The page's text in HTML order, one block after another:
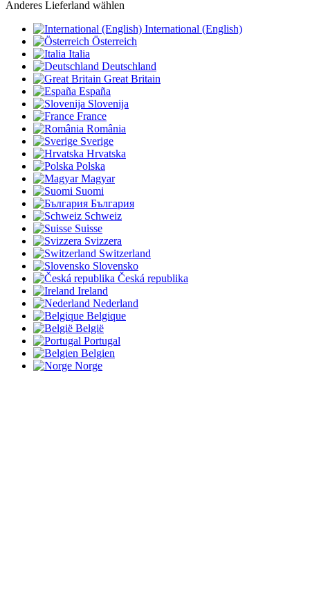
Anderes Lieferland wählen
International (English)
Österreich
Italia
Deutschland
Great Britain
España
Slovenija
France
România
Sverige
Hrvatska
Polska
Magyar
Suomi
България
Schweiz
Suisse
Svizzera
Switzerland
Slovensko
Česká republika
Ireland
Nederland
Belgique
België
Portugal
Belgien
Norge